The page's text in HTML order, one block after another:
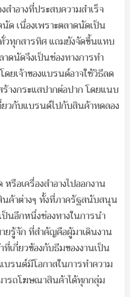
ำอางที่ประสบความสำเร็จ
ด เนื่องเพราะตลาดนัดเป็น
ทุกสารทิศ แถมยังจัดขึ้นแทบ
ดนัดจึงเป็นช่องทางการทำ
ยเจ้าของแบรนด์อาจใช้วิธีลด
างกระแสปากต่อปาก โดยแนบ
ยวกับแบรนด์ไปกับสินค้าทดลอง
อเครื่องสำอางไปออกงาน
ค้าต่างๆ ทั้งที่ภาครัฐสนับสนุน
นอีกหนึ่งช่องทางในการนำ
ยรู้จัก ที่สำคัญคือผู้มาเดินงาน
เกี่ยวข้องกับธีมของงานเป็น
บรนด์มีโอกาสในการทำความ
ารถโฆษณาสินค้าได้ทุกกลุ่ม